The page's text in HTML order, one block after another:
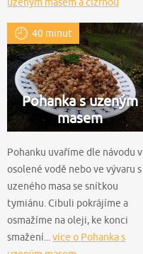
40 minut
Pohanka s uzeným
masem
Pohanku uvaříme dle návodu v
osolené vodě nebo ve vývaru s
uzeného masa se snítkou
tymiánu. Cibuli pokrájíme a
osmažíme na oleji, ke konci
smažení... více o Pohanka s